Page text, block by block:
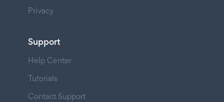
Privacy
Support
Help Center
Tutorials
Contact Support